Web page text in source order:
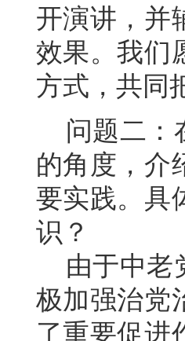
开演讲，并
效果。我们
方式，共同
问题二：
的角度，介
要实践。具
识？
由于中老
极加强治党
了重要促进